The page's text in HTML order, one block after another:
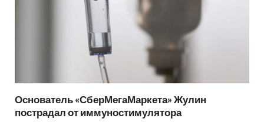
Основатель «СберМегаМаркета» Жулин
пострадал от иммуностимулятора